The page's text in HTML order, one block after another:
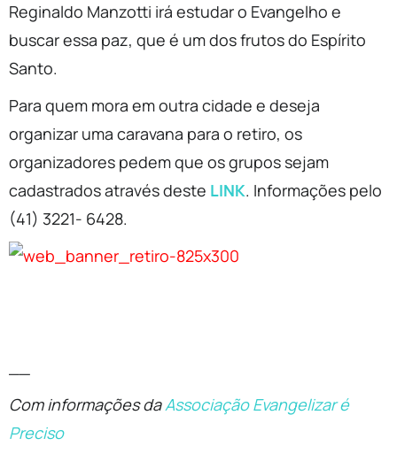
Reginaldo Manzotti irá estudar o Evangelho e
buscar essa paz, que é um dos frutos do Espírito
Santo.
Para quem mora em outra cidade e deseja
organizar uma caravana para o retiro, os
organizadores pedem que os grupos sejam
cadastrados através deste LINK. Informações pelo
(41) 3221- 6428.
Com informações daAssociação Evangelizar é
Preciso